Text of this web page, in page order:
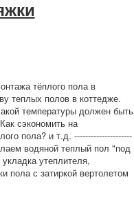
тёплого пола в
теплых полов в коттедже.
температуры должен быть
сэкономить на
пола? и т.д. ---------------------
водяной теплый пол "под
утеплителя,
пола с затиркой вертолетом